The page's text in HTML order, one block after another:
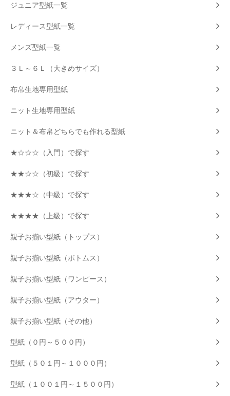
ジュニア型紙一覧
レディース型紙一覧
メンズ型紙一覧
３Ｌ～６Ｌ（大きめサイズ）
布帛生地専用型紙
ニット生地専用型紙
ニット＆布帛どちらでも作れる型紙
★☆☆☆（入門）で探す
★★☆☆（初級）で探す
★★★☆（中級）で探す
★★★★（上級）で探す
親子お揃い型紙（トップス）
親子お揃い型紙（ボトムス）
親子お揃い型紙（ワンピース）
親子お揃い型紙（アウター）
親子お揃い型紙（その他）
型紙（０円～５００円）
型紙（５０１円～１０００円）
型紙（１００１円～１５００円）